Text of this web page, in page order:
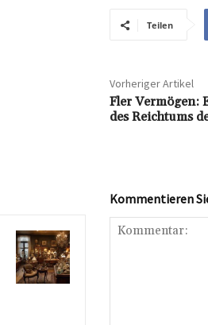
Teilen
Vorheriger Artikel
Fler Vermögen:
des Reichtums
Kommentieren